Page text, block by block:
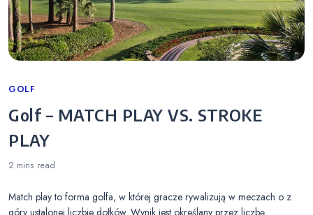
Categories
GOLF
Golf – MATCH PLAY VS. STROKE
PLAY
2 mins read
Match play to forma golfa, w której gracze rywalizują w meczach o z
góry ustalonej liczbie dołków. Wynik jest określany przez liczbę